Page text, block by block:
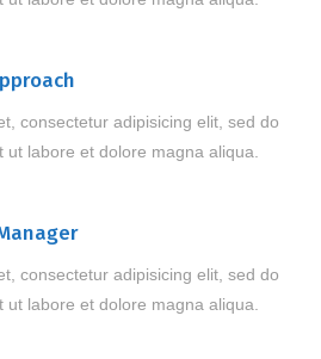
consectetur adipisicing elit, sed do
labore et dolore magna aliqua.
consectetur adipisicing elit, sed do
labore et dolore magna aliqua.